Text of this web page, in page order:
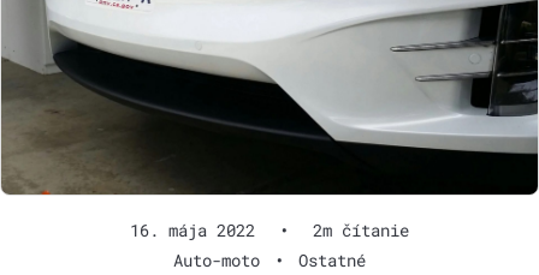
16. mája 2022 •
2m čítanie
Auto-moto
• Ostatné